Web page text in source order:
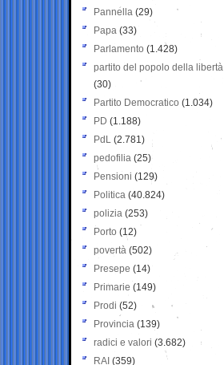
Pannella (29)
Papa (33)
Parlamento (1.428)
partito del popolo della libertà
(30)
Partito Democratico (1.034)
PD (1.188)
PdL (2.781)
pedofilia (25)
Pensioni (129)
Politica (40.824)
polizia (253)
Porto (12)
povertà (502)
Presepe (14)
Primarie (149)
Prodi (52)
Provincia (139)
radici e valori (3.682)
RAI (359)